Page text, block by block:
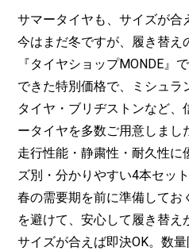
サマータイヤも、サイズが合
今はまだ冬ですが、履き替え
『タイヤショップMONDE』
できた特別価格で、ミシュラ
タイヤ・ブリヂストンなど
ータイヤを多数ご用意しまし
走行性能・静粛性・耐久性に
ズ別・分かりやすい4本セッ
春の需要期を前に準備してお
を避けて、安心して履き替え
サイズが合えば即決OK。数